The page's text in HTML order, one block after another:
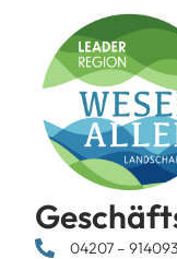
04207 – 914093